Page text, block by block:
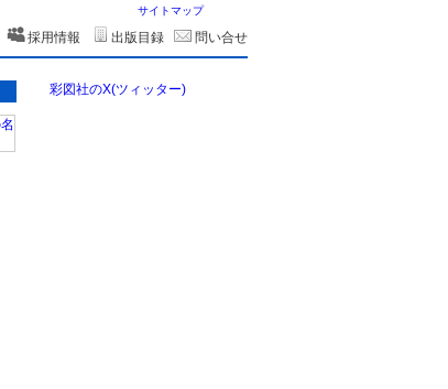
サイトマップ
採用情報 出版目録
問い合せ
彩図社のX(ツィッター)